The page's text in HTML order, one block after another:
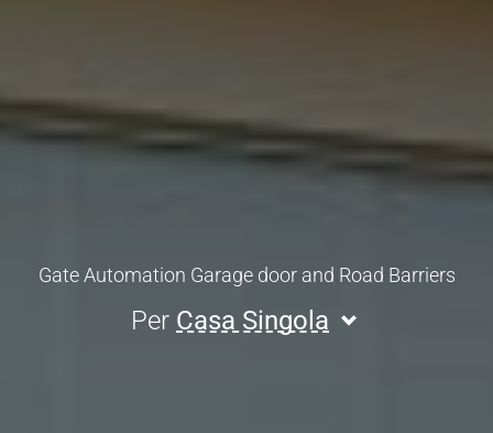
Gate Automation Garage door and Road Barriers
Per Casa Singola